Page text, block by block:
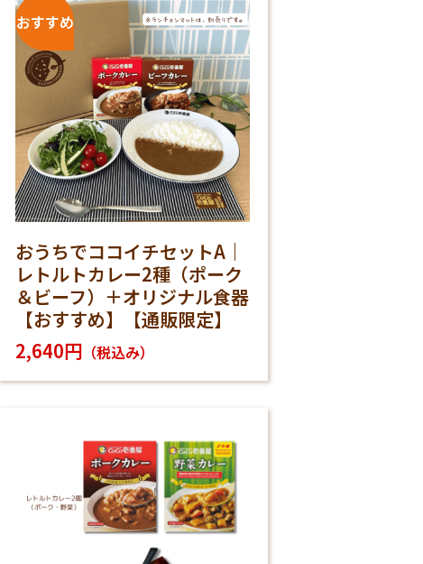
おうちでココイチセットA｜
レトルトカレー2種（ポーク
＆ビーフ）＋オリジナル食器
【おすすめ】【通販限定】
2,640円 （税込み）